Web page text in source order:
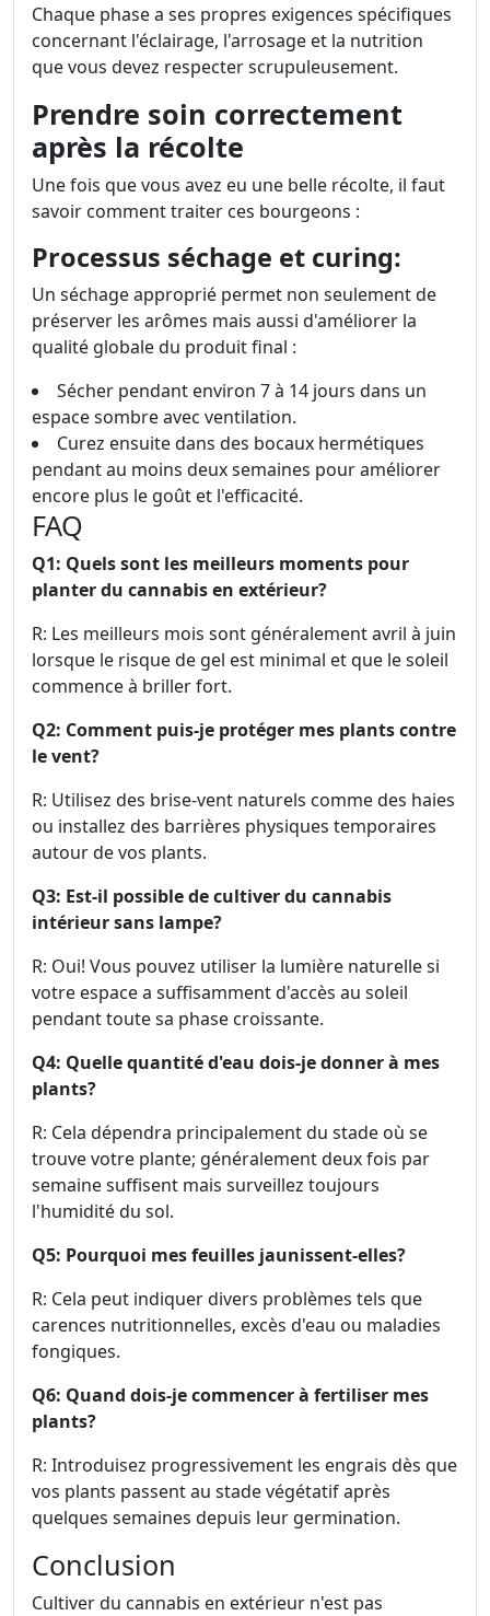
Chaque phase a ses propres exigences spécifiques
concernant l'éclairage, l'arrosage et la nutrition
que vous devez respecter scrupuleusement.
Prendre soin correctement
après la récolte
Une fois que vous avez eu une belle récolte, il faut
savoir comment traiter ces bourgeons :
Processus séchage et curing:
Un séchage approprié permet non seulement de
préserver les arômes mais aussi d'améliorer la
qualité globale du produit final :
Sécher pendant environ 7 à 14 jours dans un
espace sombre avec ventilation.
Curez ensuite dans des bocaux hermétiques
pendant au moins deux semaines pour améliorer
encore plus le goût et l'efficacité.
FAQ
Q1: Quels sont les meilleurs moments pour
planter du cannabis en extérieur?
R: Les meilleurs mois sont généralement avril à juin
lorsque le risque de gel est minimal et que le soleil
commence à briller fort.
Q2: Comment puis-je protéger mes plants contre
le vent?
R: Utilisez des brise-vent naturels comme des haies
ou installez des barrières physiques temporaires
autour de vos plants.
Q3: Est-il possible de cultiver du cannabis
intérieur sans lampe?
R: Oui! Vous pouvez utiliser la lumière naturelle si
votre espace a suffisamment d'accès au soleil
pendant toute sa phase croissante.
Q4: Quelle quantité d'eau dois-je donner à mes
plants?
R: Cela dépendra principalement du stade où se
trouve votre plante; généralement deux fois par
semaine suffisent mais surveillez toujours
l'humidité du sol.
Q5: Pourquoi mes feuilles jaunissent-elles?
R: Cela peut indiquer divers problèmes tels que
carences nutritionnelles, excès d'eau ou maladies
fongiques.
Q6: Quand dois-je commencer à fertiliser mes
plants?
R: Introduisez progressivement les engrais dès que
vos plants passent au stade végétatif après
quelques semaines depuis leur germination.
Conclusion
Cultiver du cannabis en extérieur n'est pas